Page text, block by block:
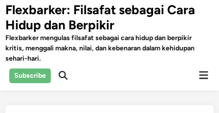
Skip
to
content
Flexbarker: Filsafat sebagai Cara
Hidup dan Berpikir
Flexbarker mengulas filsafat sebagai cara hidup dan berpikir
kritis, menggali makna, nilai, dan kebenaran dalam kehidupan
sehari-hari.
Subscribe
Open